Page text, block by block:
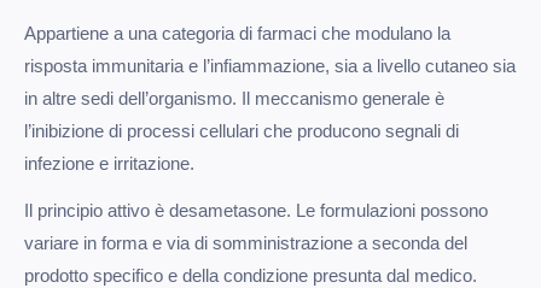
Appartiene a una categoria di farmaci che modulano la
risposta immunitaria e l’infiammazione, sia a livello cutaneo sia
in altre sedi dell’organismo. Il meccanismo generale è
l’inibizione di processi cellulari che producono segnali di
infezione e irritazione.
Il principio attivo è desametasone. Le formulazioni possono
variare in forma e via di somministrazione a seconda del
prodotto specifico e della condizione presunta dal medico.